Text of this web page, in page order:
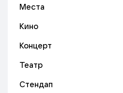
Места
Кино
Концерт
Театр
Стендап